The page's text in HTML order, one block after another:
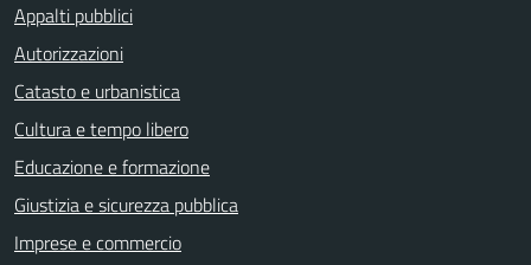
Appalti pubblici
Autorizzazioni
Catasto e urbanistica
Cultura e tempo libero
Educazione e formazione
Giustizia e sicurezza pubblica
Imprese e commercio